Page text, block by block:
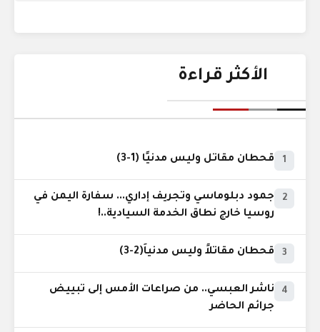
الأكثر قراءة
1 قحطان مقاتل وليس مدنيًا (1-3)
2
جمود دبلوماسي وتجريف إداري... سفارة اليمن في
روسيا خارج نطاق الخدمة السيادية..!
3 قحطان مقاتلاً وليس مدنياً(2-3)
4
ناشر العبسي.. من صراعات الأمس إلى تبييض
جرائم الحاضر